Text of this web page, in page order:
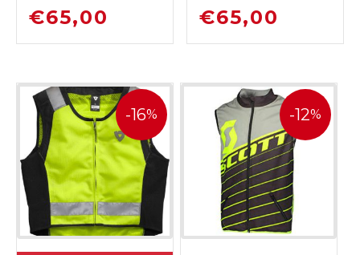
€65,00 €65,00
-16% -12%